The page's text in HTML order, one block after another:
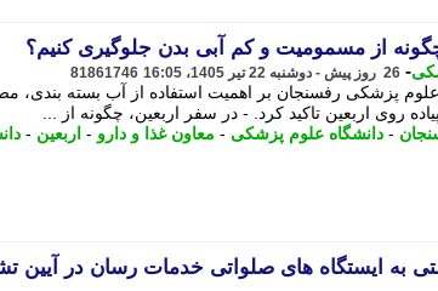
از مسمومیت و کم آبی بدن جلوگیری کنیم؟
- 26 روز پیش - دوشنبه 22 تیر 1405، 16:05 81861746
علوم پزشکی رفسنجان بر اهمیت استفاده از آب بسته
روی اربعین تاکید کرد. - در سفر اربعین، چگونه از ...
- دانشگاه علوم پزشکی - معاون غذا و دارو - اربعین -
به ایستگاه های صلواتی خدمات رسان در آیین